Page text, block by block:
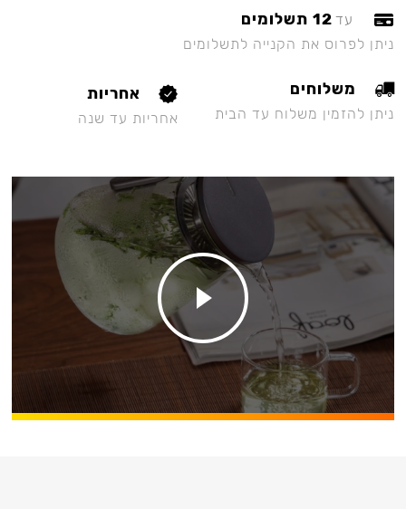
עד 12 תשלומים
ניתן לפרוס את הקנייה לתשלומים
משלוחים
ניתן להזמין משלוח עד הבית
אחריות
אחריות עד שנה